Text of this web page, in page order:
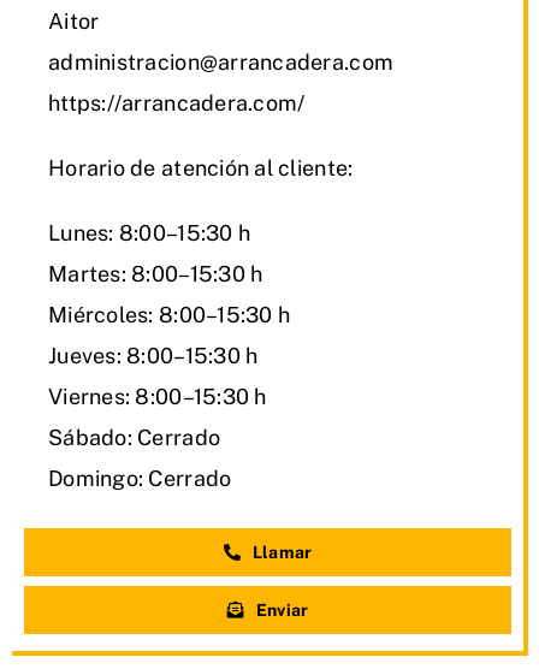
Aitor
administracion@arrancadera.com
https://arrancadera.com/
Horario de atención al cliente:
Lunes: 8:00–15:30 h
Martes: 8:00–15:30 h
Miércoles: 8:00–15:30 h
Jueves: 8:00–15:30 h
Viernes: 8:00–15:30 h
Sábado: Cerrado
Domingo: Cerrado
Llamar
Enviar